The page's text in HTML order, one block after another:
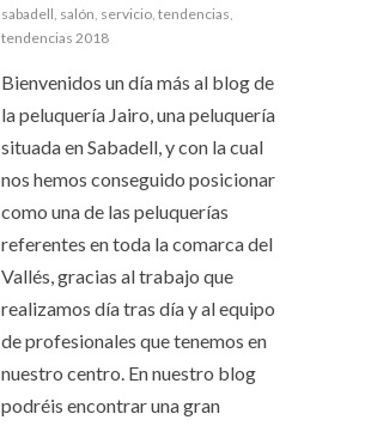
sabadell salón servicio tendencias
tendencias 2018
Bienvenidos un día más al blog de
la peluquería Jairo, una peluquería
situada en Sabadell, y con la cual
nos hemos conseguido posicionar
como una de las peluquerías
referentes en toda la comarca del
Vallés, gracias al trabajo que
realizamos día tras día y al equipo
de profesionales que tenemos en
nuestro centro. En nuestro blog
podréis encontrar una gran